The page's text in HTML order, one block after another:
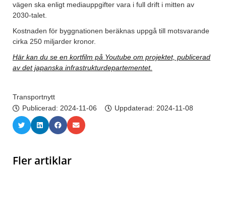
vägen ska enligt mediauppgifter vara i full drift i mitten av
2030-talet.
Kostnaden för byggnationen beräknas uppgå till motsvarande
cirka 250 miljarder kronor.
Här kan du se en kortfilm på Youtube om projektet, publicerad
av det japanska infrastrukturdepartementet.
Transportnytt
Publicerad: 2024-11-06 Uppdaterad: 2024-11-08
Fler artiklar